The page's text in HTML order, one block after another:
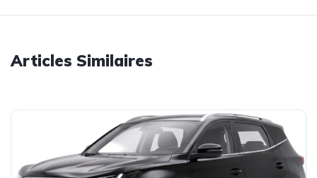
Articles Similaires